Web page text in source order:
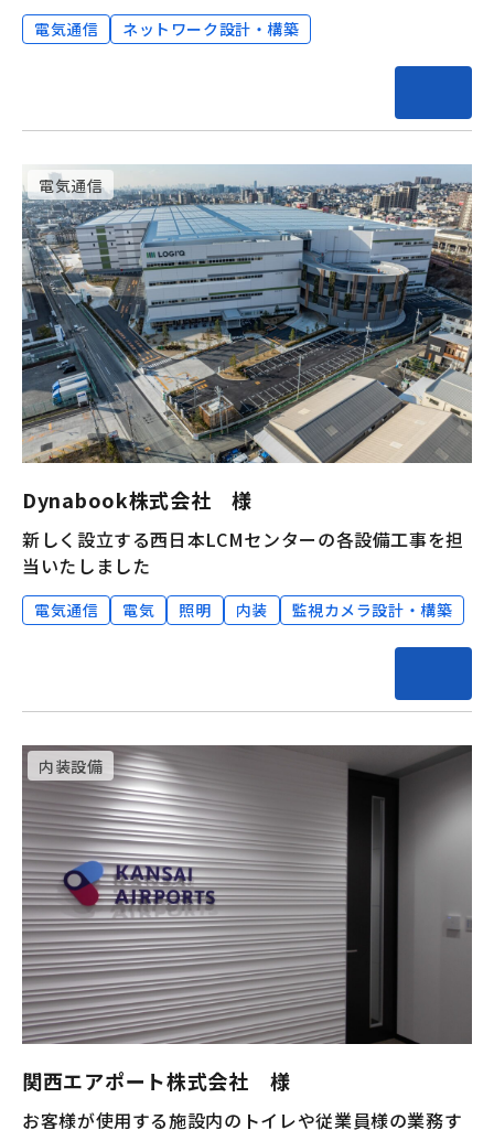
電気通信 ネットワーク設計・構築
電気通信
Dynabook株式会社 様
新しく設立する西日本LCMセンターの各設備工事を担
当いたしました
電気通信 電気 照明 内装 監視カメラ設計・構築
内装設備
関西エアポート株式会社 様
お客様が使用する施設内のトイレや従業員様の業務す